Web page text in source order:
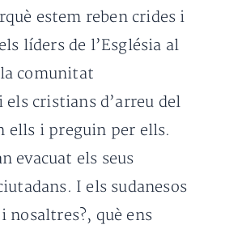
estem reben crides i
líders de l’Església al
comunitat
cristians d’arreu del
ells i preguin per ells.
evacuat els seus
I els sudanesos
nosaltres?, què ens